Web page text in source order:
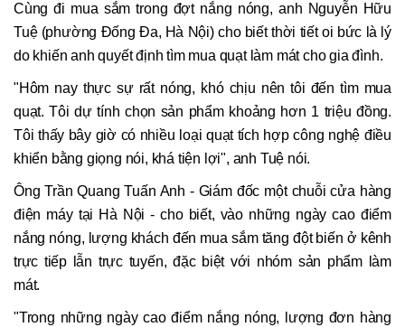
Cùng đi mua sắm trong đợt nắng nóng, anh Nguyễn Hữu
Tuệ (phường Đống Đa, Hà Nội) cho biết thời tiết oi bức là lý
do khiến anh quyết định tìm mua quạt làm mát cho gia đình.
"Hôm nay thực sự rất nóng, khó chịu nên tôi đến tìm mua
quạt. Tôi dự tính chọn sản phẩm khoảng hơn 1 triệu đồng.
Tôi thấy bây giờ có nhiều loại quạt tích hợp công nghệ điều
khiển bằng giọng nói, khá tiện lợi", anh Tuệ nói.
Ông Trần Quang Tuấn Anh - Giám đốc một chuỗi cửa hàng
điện máy tại Hà Nội - cho biết, vào những ngày cao điểm
nắng nóng, lượng khách đến mua sắm tăng đột biến ở kênh
trực tiếp lẫn trực tuyến, đặc biệt với nhóm sản phẩm làm
mát.
"Trong những ngày cao điểm nắng nóng, lượng đơn hàng